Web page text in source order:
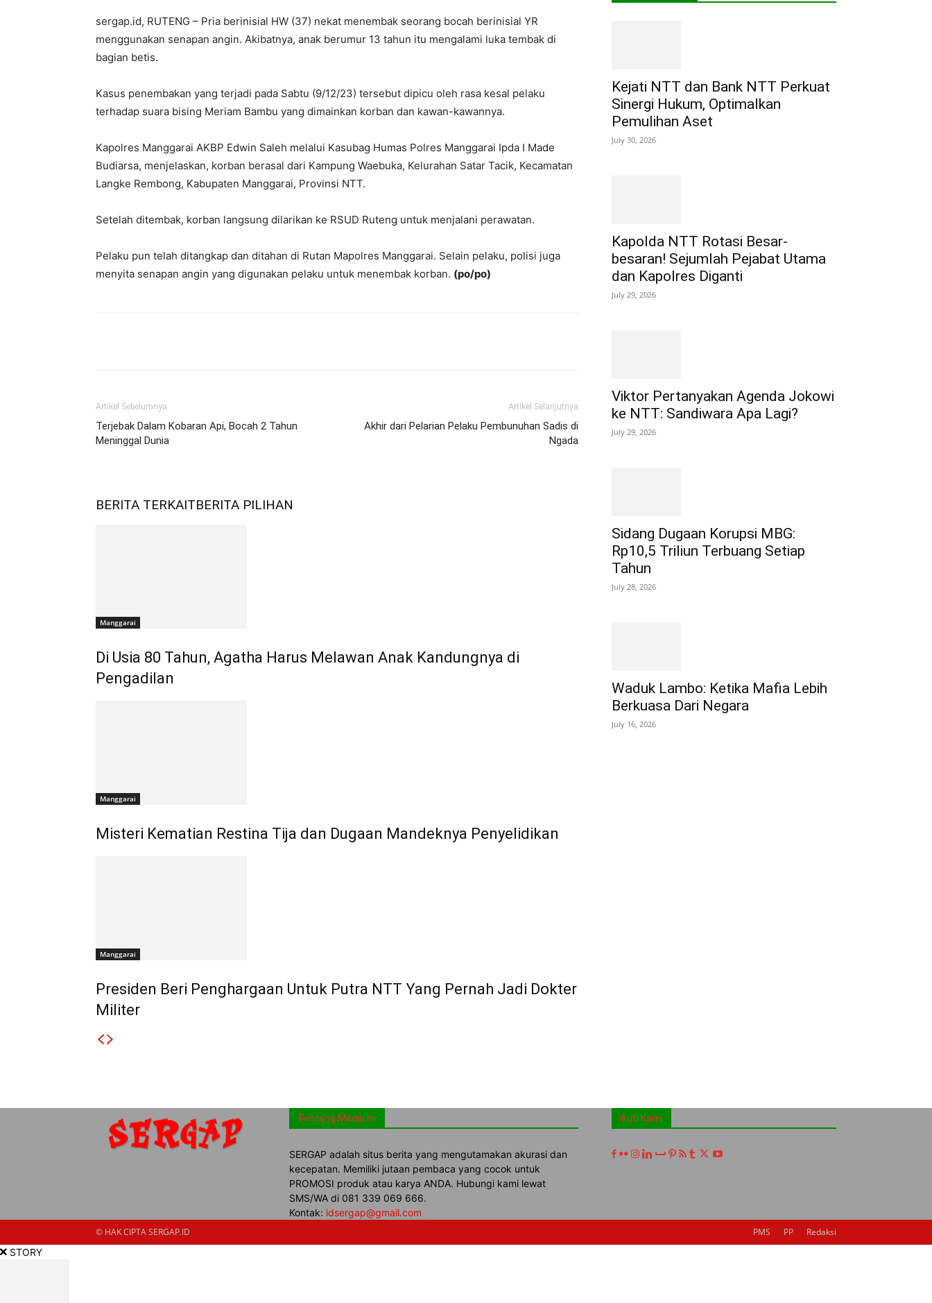
sergap.id, RUTENG – Pria berinisial HW (37) nekat menembak seorang bocah berinisial YR
menggunakan senapan angin. Akibatnya, anak berumur 13 tahun itu mengalami luka tembak di
bagian betis.
Kasus penembakan yang terjadi pada Sabtu (9/12/23) tersebut dipicu oleh rasa kesal pelaku
terhadap suara bising Meriam Bambu yang dimainkan korban dan kawan-kawannya.
Kapolres Manggarai AKBP Edwin Saleh melalui Kasubag Humas Polres Manggarai Ipda I Made
Budiarsa, menjelaskan, korban berasal dari Kampung Waebuka, Kelurahan Satar Tacik, Kecamatan
Langke Rembong, Kabupaten Manggarai, Provinsi NTT.
Setelah ditembak, korban langsung dilarikan ke RSUD Ruteng untuk menjalani perawatan.
Pelaku pun telah ditangkap dan ditahan di Rutan Mapolres Manggarai. Selain pelaku, polisi juga
menyita senapan angin yang digunakan pelaku untuk menembak korban. (po/po)
Artikel Sebelumnya
Terjebak Dalam Kobaran Api, Bocah 2 Tahun
Meninggal Dunia
Artikel Selanjutnya
Akhir dari Pelarian Pelaku Pembunuhan Sadis di
Ngada
BERITA TERKAITBERITA PILIHAN
Manggarai
Di Usia 80 Tahun, Agatha Harus Melawan Anak Kandungnya di
Pengadilan
Manggarai
Misteri Kematian Restina Tija dan Dugaan Mandeknya Penyelidikan
Manggarai
Presiden Beri Penghargaan Untuk Putra NTT Yang Pernah Jadi Dokter
Militer
Kejati NTT dan Bank NTT Perkuat
Sinergi Hukum, Optimalkan
Pemulihan Aset
July 30, 2026
Kapolda NTT Rotasi Besar-
besaran! Sejumlah Pejabat Utama
dan Kapolres Diganti
July 29, 2026
Viktor Pertanyakan Agenda Jokowi
ke NTT: Sandiwara Apa Lagi?
July 29, 2026
Sidang Dugaan Korupsi MBG:
Rp10,5 Triliun Terbuang Setiap
Tahun
July 28, 2026
Waduk Lambo: Ketika Mafia Lebih
Berkuasa Dari Negara
July 16, 2026
Tentang Media Ini
SERGAP adalah situs berita yang mengutamakan akurasi dan
kecepatan. Memiliki jutaan pembaca yang cocok untuk
PROMOSI produk atau karya ANDA. Hubungi kami lewat
SMS/WA di 081 339 069 666.
Kontak: idsergap@gmail.com
Ikuti Kami
PMS PP Redaksi
© HAK CIPTA SERGAP.ID
STORY